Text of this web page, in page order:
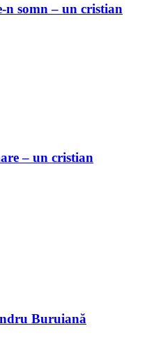
n somn – un cristian
– un cristian
Buruiană